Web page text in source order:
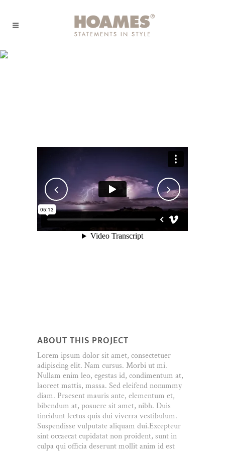
ABOUT THIS PROJECT
Lorem ipsum dolor sit amet, consectetuer
adipiscing elit. Nam cursus. Morbi ut mi.
Nullam enim leo, egestas id, condimentum at,
laoreet mattis, massa. Sed eleifend nonummy
diam. Praesent mauris ante, elementum et,
bibendum at, posuere sit amet, nibh. Duis
tincidunt lectus quis dui viverra vestibulum.
Suspendisse vulputate aliquam dui.Excepteur
sint occaecat cupidatat non proident, sunt in
culpa qui officia deserunt mollit anim id est